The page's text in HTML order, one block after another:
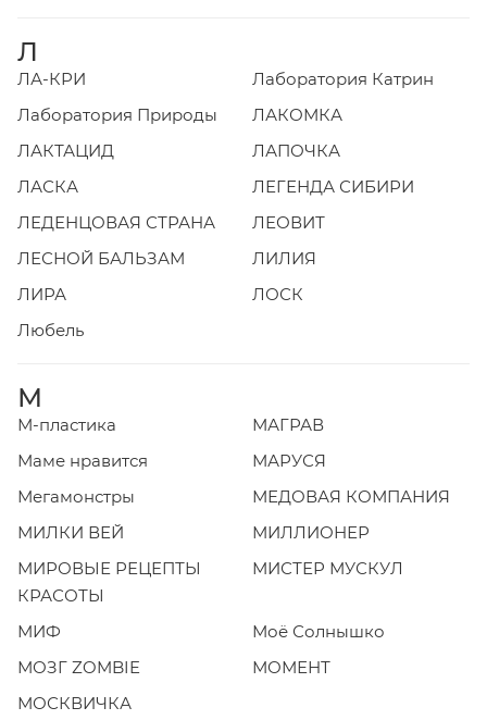
Л
ЛА-КРИ
Лаборатория Катрин
Лаборатория Природы
ЛАКОМКА
ЛАКТАЦИД
ЛАПОЧКА
ЛАСКА
ЛЕГЕНДА СИБИРИ
ЛЕДЕНЦОВАЯ СТРАНА
ЛЕОВИТ
ЛЕСНОЙ БАЛЬЗАМ
ЛИЛИЯ
ЛИРА
ЛОСК
Любель
М
М-пластика
МАГРАВ
Маме нравится
МАРУСЯ
Мегамонстры
МЕДОВАЯ КОМПАНИЯ
МИЛКИ ВЕЙ
МИЛЛИОНЕР
МИРОВЫЕ РЕЦЕПТЫ
КРАСОТЫ
МИСТЕР МУСКУЛ
МИФ
Моё Солнышко
МОЗГ ZOMBIE
МОМЕНТ
МОСКВИЧКА